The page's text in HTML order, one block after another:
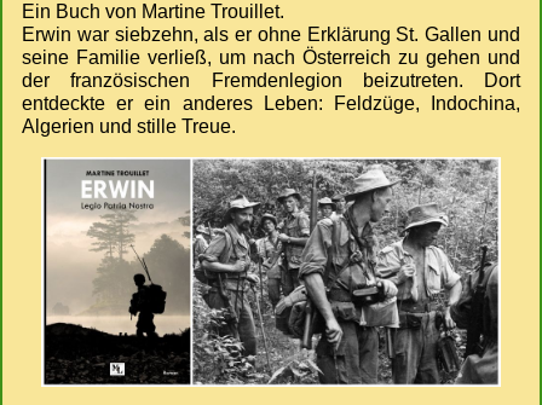
Ein Buch von Martine Trouillet.
Erwin war siebzehn, als er ohne Erklärung St. Gallen und
seine Familie verließ, um nach Österreich zu gehen und
der französischen Fremdenlegion beizutreten. Dort
entdeckte er ein anderes Leben: Feldzüge, Indochina,
Algerien und stille Treue.